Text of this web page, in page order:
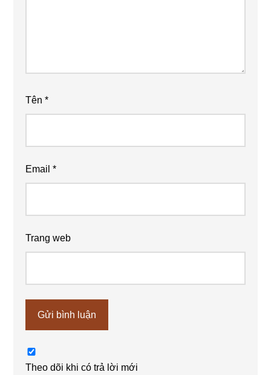
Tên*
Email*
Trang web
Theo dõi khi có trả lời mới